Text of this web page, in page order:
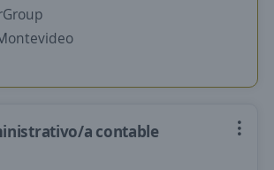
a contable